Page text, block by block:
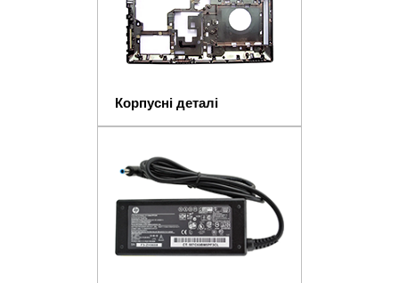
Корпусні деталі